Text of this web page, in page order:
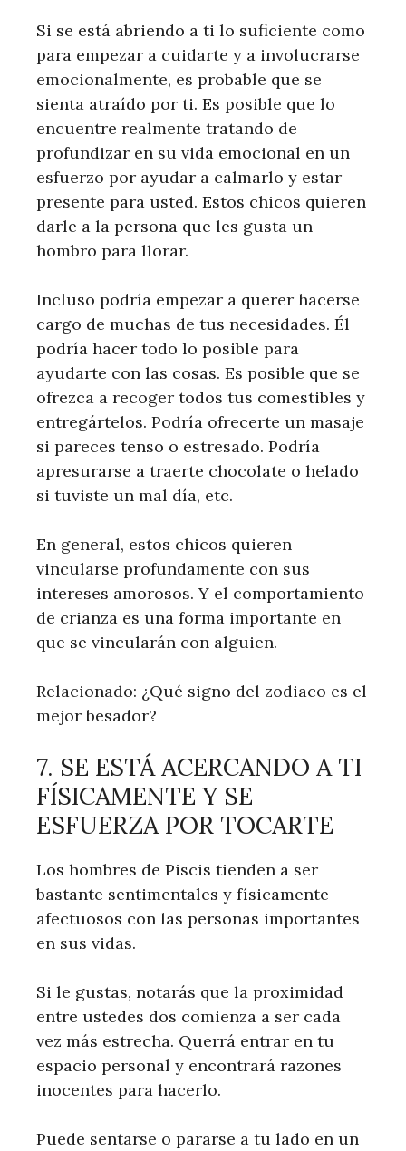
Si se está abriendo a ti lo suficiente como
para empezar a cuidarte y a involucrarse
emocionalmente, es probable que se
sienta atraído por ti. Es posible que lo
encuentre realmente tratando de
profundizar en su vida emocional en un
esfuerzo por ayudar a calmarlo y estar
presente para usted. Estos chicos quieren
darle a la persona que les gusta un
hombro para llorar.
Incluso podría empezar a querer hacerse
cargo de muchas de tus necesidades. Él
podría hacer todo lo posible para
ayudarte con las cosas. Es posible que se
ofrezca a recoger todos tus comestibles y
entregártelos. Podría ofrecerte un masaje
si pareces tenso o estresado. Podría
apresurarse a traerte chocolate o helado
si tuviste un mal día, etc.
En general, estos chicos quieren
vincularse profundamente con sus
intereses amorosos. Y el comportamiento
de crianza es una forma importante en
que se vincularán con alguien.
Relacionado: ¿Qué signo del zodiaco es el
mejor besador?
7. SE ESTÁ ACERCANDO A TI
FÍSICAMENTE Y SE
ESFUERZA POR TOCARTE
Los hombres de Piscis tienden a ser
bastante sentimentales y físicamente
afectuosos con las personas importantes
en sus vidas.
Si le gustas, notarás que la proximidad
entre ustedes dos comienza a ser cada
vez más estrecha. Querrá entrar en tu
espacio personal y encontrará razones
inocentes para hacerlo.
Puede sentarse o pararse a tu lado en un